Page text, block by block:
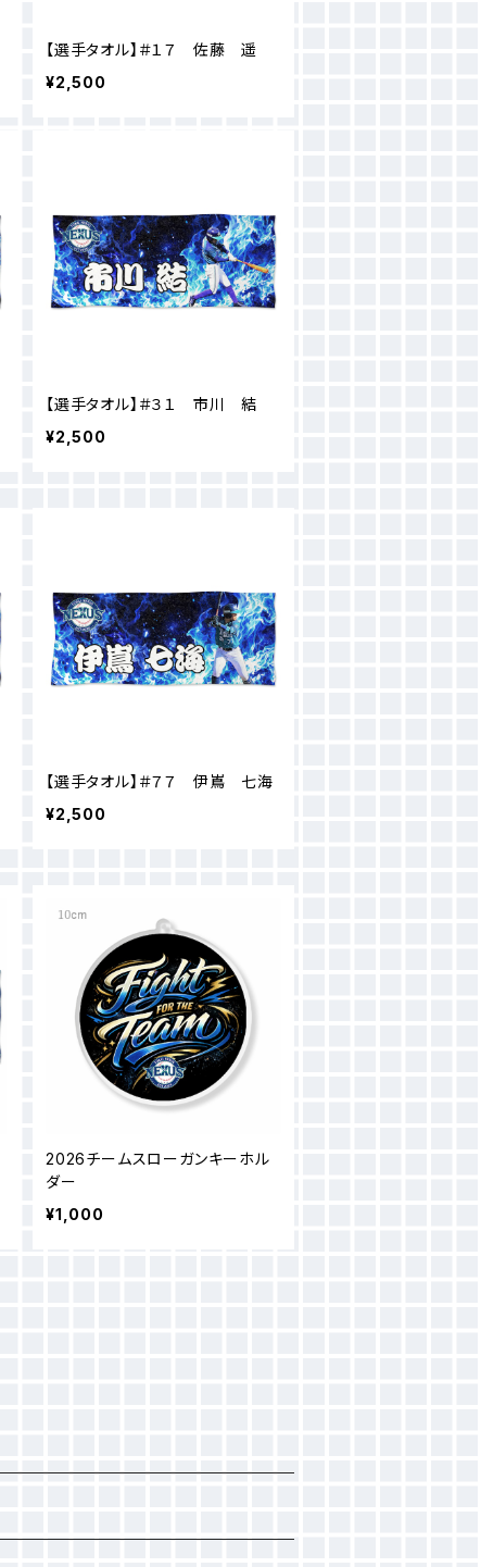
【選手タオル】＃１７ 佐藤 遥
¥2,500
【選手タオル】＃３１ 市川 結
¥2,500
【選手タオル】＃７７ 伊嶌 七海
¥2,500
2026チームスローガンキーホル
ダー
¥1,000